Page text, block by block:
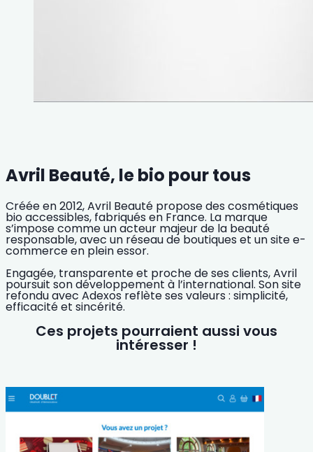
Avril Beauté, le bio pour tous
Créée en 2012, Avril Beauté propose des cosmétiques
bio accessibles, fabriqués en France. La marque
s’impose comme un acteur majeur de la beauté
responsable, avec un réseau de boutiques et un site e-
commerce en plein essor.
Engagée, transparente et proche de ses clients, Avril
poursuit son développement à l’international. Son site
refondu avec Adexos reflète ses valeurs : simplicité,
efficacité et sincérité.
Ces projets pourraient aussi vous
intéresser !